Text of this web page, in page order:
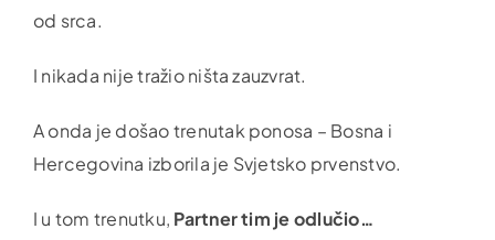
od srca.
I nikada nije tražio ništa zauzvrat.
A onda je došao trenutak ponosa – Bosna i
Hercegovina izborila je Svjetsko prvenstvo.
I u tom trenutku, Partner tim je odlučio…